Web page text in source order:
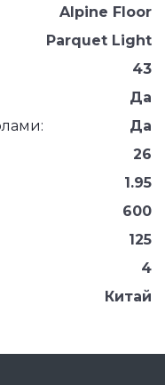
Alpine Floor
Parquet Light
43
Да
Да
26
1.95
600
125
4
Китай